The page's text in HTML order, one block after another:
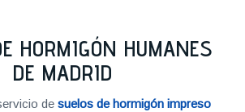
HORMIGÓN HUMANES
DE MADRID
desuelos de hormigón impreso